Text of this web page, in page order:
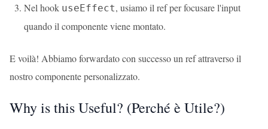
Nel hook useEffect, usiamo il ref per focusare l'input
quando il componente viene montato.
E voilà! Abbiamo forwardato con successo un ref attraverso il
nostro componente personalizzato.
Why is this Useful? (Perché è Utile?)